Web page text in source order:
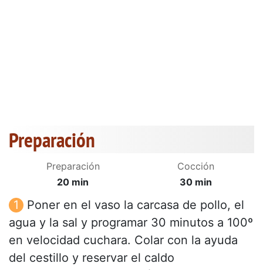
Preparación
Preparación
20 min
Cocción
30 min
Poner en el vaso la carcasa de pollo, el
agua y la sal y programar 30 minutos a 100º
en velocidad cuchara. Colar con la ayuda
del cestillo y reservar el caldo